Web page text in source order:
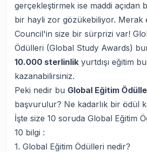
gerçekleştirmek ise maddi açıdan
bir hayli zor gözükebiliyor. Merak
Council'in size bir sürprizi var!
Ödülleri (Global Study Awards)
10.000 sterlinlik yurtdışı eğitim
kazanabilirsiniz.
Peki nedir bu Global Eğitim
başvurulur? Ne kadarlık bir ödül
İşte size 10 soruda Global Eğitim
10 bilgi :
1. Global Eğitim Ödülleri nedir?